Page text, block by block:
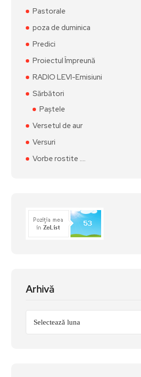
Pastorale
poza de duminica
Predici
Proiectul Împreună
RADIO LEVI-Emisiuni
Sărbători
Paștele
Versetul de aur
Versuri
Vorbe rostite ….
Arhivă